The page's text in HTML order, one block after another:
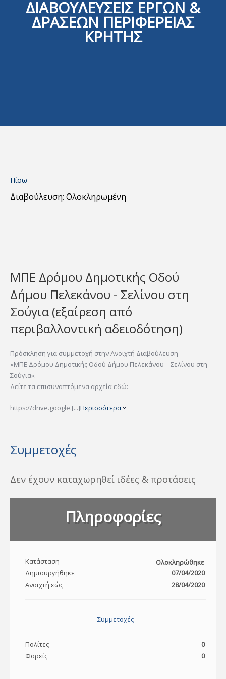
ΔΙΑΒΟΥΛΕΥΣΕΙΣ ΕΡΓΩΝ &
ΔΡΑΣΕΩΝ ΠΕΡΙΦΕΡΕΙΑΣ
ΚΡΗΤΗΣ
Πίσω
Διαβούλευση: Ολοκληρωμένη
ΜΠΕ Δρόμου Δημοτικής Οδού
Δήμου Πελεκάνου - Σελίνου στη
Σούγια (εξαίρεση από
περιβαλλοντική αδειοδότηση)
Πρόσκληση για συμμετοχή στην Ανοιχτή Διαβούλευση
«ΜΠΕ Δρόμου Δημοτικής Οδού Δήμου Πελεκάνου – Σελίνου στη
Σούγια».
Δείτε τα επισυναπτόμενα αρχεία εδώ:
https://drive.google.[...]Περισσότερα
Συμμετοχές
Δεν έχουν καταχωρηθεί ιδέες & προτάσεις
Πληροφορίες
Κατάσταση
Ολοκληρώθηκε
Δημιουργήθηκε
07/04/2020
Ανοιχτή εώς
28/04/2020
Συμμετοχές
Πολίτες
0
Φορείς
0